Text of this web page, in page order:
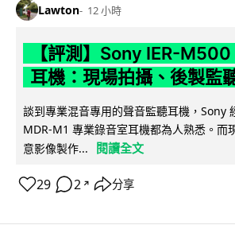
Lawton 12 小時
【評測】Sony IER-
耳機：現場拍攝、後製監
談到專業混音專用的聲音監聽耳機，Sony
MDR-M1 專業錄音室耳機都為人熟悉。而
意影像製作...
閱讀全文
29 2 ↗ 分享